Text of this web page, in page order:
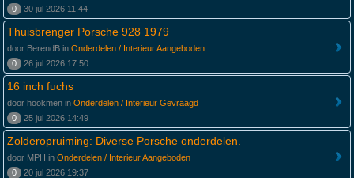
0
30 jul 2026 11:44
Thuisbrenger Porsche 928 1979
door BerendB in Onderdelen / Interieur Aangeboden
0
26 jul 2026 17:50
16 inch fuchs
door hookmen in Onderdelen / Interieur Gevraagd
0
25 jul 2026 14:49
Zolderopruiming: Diverse Porsche onderdelen.
door MPH in Onderdelen / Interieur Aangeboden
0
20 jul 2026 19:37